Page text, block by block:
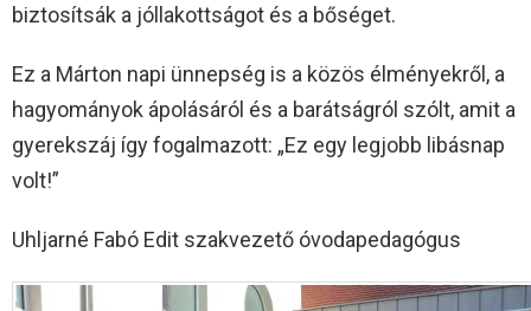
biztosítsák a jóllakottságot és a bőséget.
Ez a Márton napi ünnepség is a közös élményekről, a
hagyományok ápolásáról és a barátságról szólt, amit a
gyerekszáj így fogalmazott: „Ez egy legjobb libásnap
volt!”
Uhljarné Fabó Edit szakvezető óvodapedagógus